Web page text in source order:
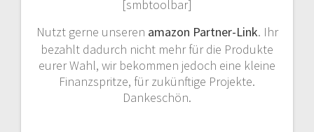
[smbtoolbar]
Nutzt gerne unseren amazon Partner-Link. Ihr
bezahlt dadurch nicht mehr für die Produkte
eurer Wahl, wir bekommen jedoch eine kleine
Finanzspritze, für zukünftige Projekte.
Dankeschön.